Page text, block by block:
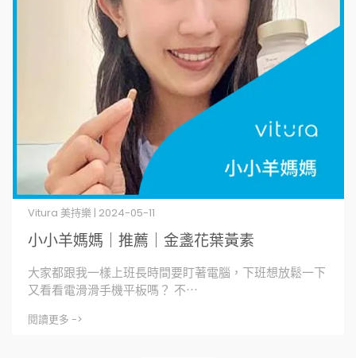
小小羊媽媽｜推薦｜金盞花葉黃素
Vitura 美持樂 | 2024-05-11
大家都跟我一樣上班長時間要盯著電腦，下班想放鬆一下
又看看電滑滑手機平板嗎？ 不⋯
閱讀更多 ->